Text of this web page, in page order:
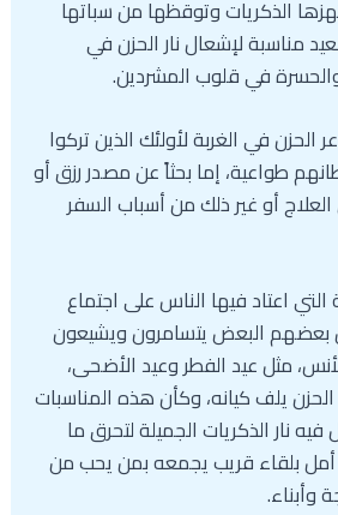
الذكريات وتوقظها من سباتها
مناسبة لإشعال نار الحزن في
في قلوب المشردين.
الحزن في الغربة لأولئك الذين تركوا
طواعية، إما بحثاً عن مصدر رزق أو
أو غير ذلك من أسباب السفر
التي اعتاد فيها الناس على اجتماع
بعضهم البعض يتسامرون ويشيعون
مثل عيد الفطر وعيد الأضحى،
يلف كيانه، وكأن هذه المناسبات
نار الذكريات الجميلة لتحرق ما
بلقاء قريب يجمعه بمن يحب من
وأبناء.